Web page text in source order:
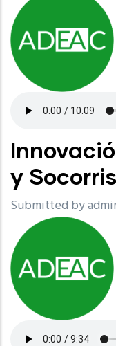
y
Submitted by